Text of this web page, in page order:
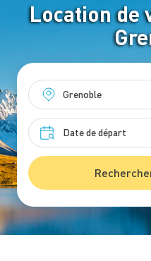
Location de